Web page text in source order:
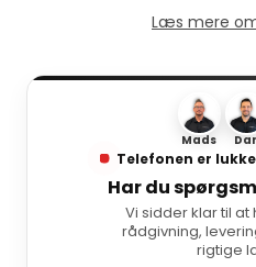
Læs mere
Mads
Telefonen er
Har du
Vi sidder klar til
rådgivning,
rigtige